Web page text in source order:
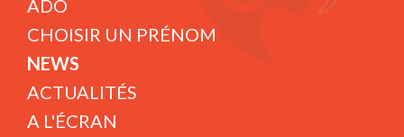
ADO
CHOISIR UN PRÉNOM
NEWS
ACTUALITÉS
A L'ÉCRAN